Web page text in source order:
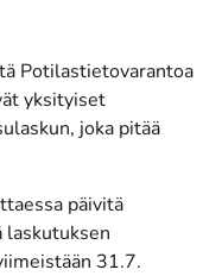
Potilastietovarantoa
yksityiset
joka pitää
päivitä
laskutuksen
uuteen ikkunaan)
31.7.